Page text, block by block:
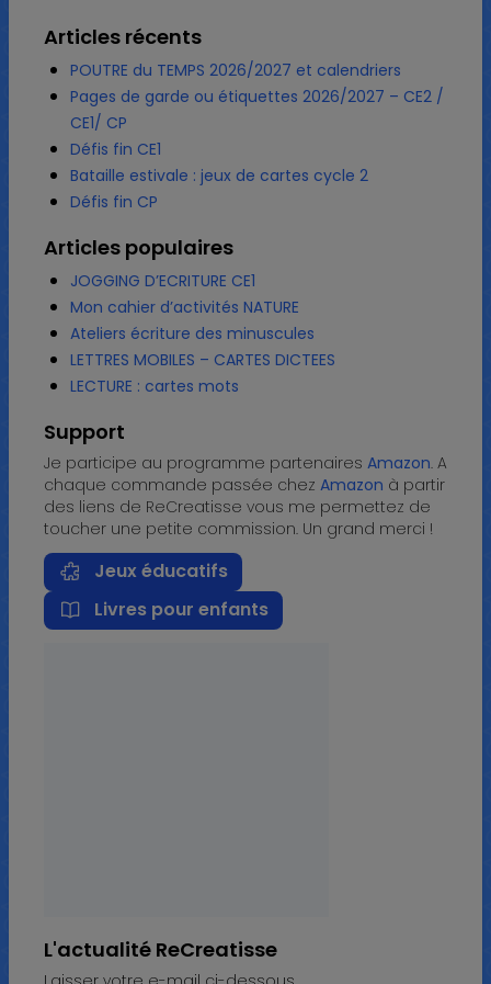
Articles récents
POUTRE du TEMPS 2026/2027 et calendriers
Pages de garde ou étiquettes 2026/2027 – CE2 /
CE1/ CP
Défis fin CE1
Bataille estivale : jeux de cartes cycle 2
Défis fin CP
Articles populaires
JOGGING D’ECRITURE CE1
Mon cahier d’activités NATURE
Ateliers écriture des minuscules
LETTRES MOBILES – CARTES DICTEES
LECTURE : cartes mots
Support
Je participe au programme partenaires Amazon. A
chaque commande passée chez Amazon à partir
des liens de ReCreatisse vous me permettez de
toucher une petite commission. Un grand merci !
Jeux éducatifs
Livres pour enfants
L'actualité ReCreatisse